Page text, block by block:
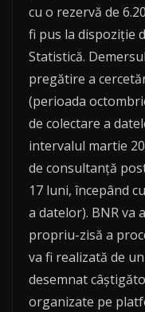
cu o rezervă de
fi pus la dispoziție
Statistică.
pregătire a
(perioada
de colectare a
intervalul martie
de consultanță
17 luni, începând
a datelor). BNR va
propriu-zisă a
va fi realizată de
desemnat
organizate pe